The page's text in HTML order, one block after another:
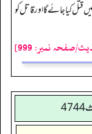
کیا جائے گا اور قاتل کو
صفحہ نمبر: 999]